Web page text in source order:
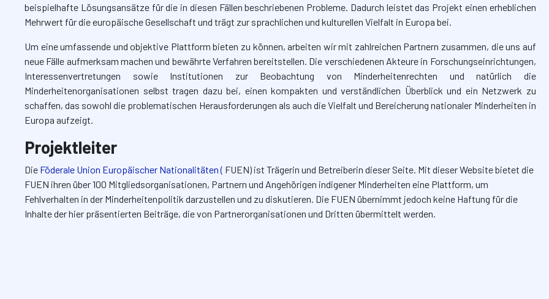
beispielhafte Lösungsansätze für die in diesen Fällen beschriebenen Probleme. Dadurch leistet das Projekt einen erheblichen
Mehrwert für die europäische Gesellschaft und trägt zur sprachlichen und kulturellen Vielfalt in Europa bei.
Um eine umfassende und objektive Plattform bieten zu können, arbeiten wir mit zahlreichen Partnern zusammen, die uns auf
neue Fälle aufmerksam machen und bewährte Verfahren bereitstellen. Die verschiedenen Akteure in Forschungseinrichtungen,
Interessenvertretungen sowie Institutionen zur Beobachtung von Minderheitenrechten und natürlich die
Minderheitenorganisationen selbst tragen dazu bei, einen kompakten und verständlichen Überblick und ein Netzwerk zu
schaffen, das sowohl die problematischen Herausforderungen als auch die Vielfalt und Bereicherung nationaler Minderheiten in
Europa aufzeigt.
Projektleiter
Die Föderale Union Europäischer Nationalitäten ( FUEN) ist Trägerin und Betreiberin dieser Seite. Mit dieser Website bietet die
FUEN ihren über 100 Mitgliedsorganisationen, Partnern und Angehörigen indigener Minderheiten eine Plattform, um
Fehlverhalten in der Minderheitenpolitik darzustellen und zu diskutieren. Die FUEN übernimmt jedoch keine Haftung für die
Inhalte der hier präsentierten Beiträge, die von Partnerorganisationen und Dritten übermittelt werden.